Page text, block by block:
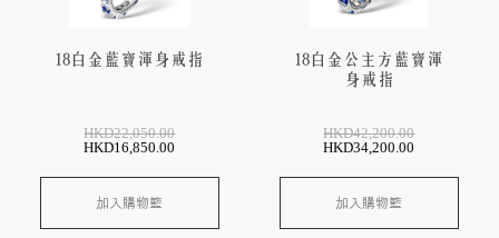
18白金藍寶渾身戒指
HKD22,050.00
HKD16,850.00
加入購物籃
18白金公主方藍寶渾
身戒指
HKD42,200.00
HKD34,200.00
加入購物籃